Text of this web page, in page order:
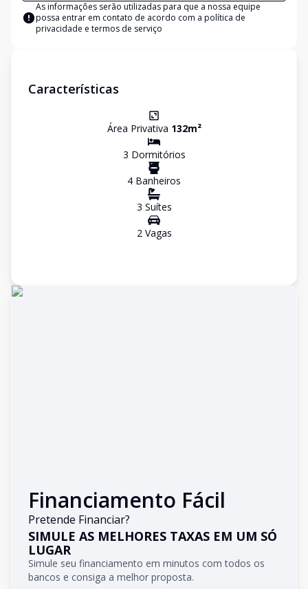
As informações serão utilizadas para que a nossa equipe
possa entrar em contato de acordo com a política de
privacidade e termos de serviço
Características
Área Privativa 132m²
3 Dormitórios
4 Banheiros
3 Suítes
2Vagas
Financiamento Fácil
Pretende Financiar?
SIMULE AS MELHORES TAXAS EM UM SÓ
LUGAR
Simule seu financiamento em minutos com todos os
bancos e consiga a melhor proposta.